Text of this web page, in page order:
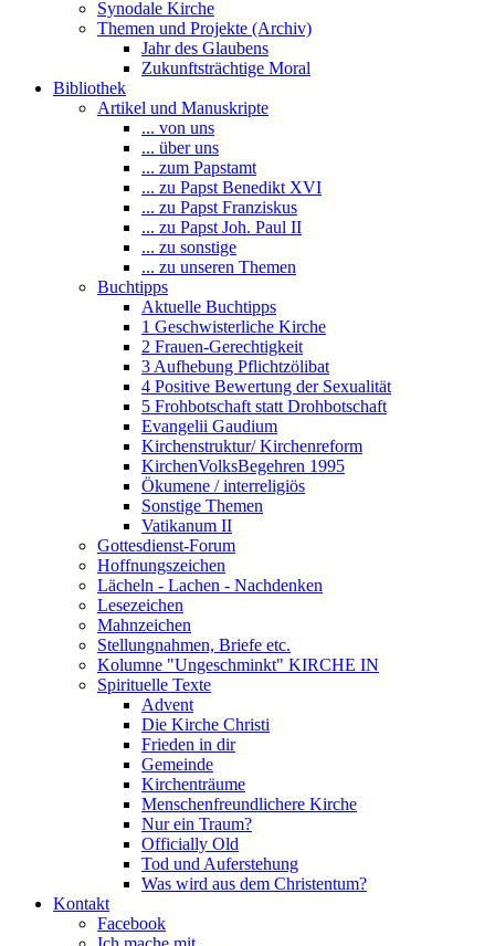
Synodale Kirche
Themen und Projekte (Archiv)
Jahr des Glaubens
Zukunftsträchtige Moral
Bibliothek
Artikel und Manuskripte
... von uns
... über uns
... zum Papstamt
... zu Papst Benedikt XVI
... zu Papst Franziskus
... zu Papst Joh. Paul II
... zu sonstige
... zu unseren Themen
Buchtipps
Aktuelle Buchtipps
1 Geschwisterliche Kirche
2 Frauen-Gerechtigkeit
3 Aufhebung Pflichtzölibat
4 Positive Bewertung der Sexualität
5 Frohbotschaft statt Drohbotschaft
Evangelii Gaudium
Kirchenstruktur/ Kirchenreform
KirchenVolksBegehren 1995
Ökumene / interreligiös
Sonstige Themen
Vatikanum II
Gottesdienst-Forum
Hoffnungszeichen
Lächeln - Lachen - Nachdenken
Lesezeichen
Mahnzeichen
Stellungnahmen, Briefe etc.
Kolumne "Ungeschminkt" KIRCHE IN
Spirituelle Texte
Advent
Die Kirche Christi
Frieden in dir
Gemeinde
Kirchenträume
Menschenfreundlichere Kirche
Nur ein Traum?
Officially Old
Tod und Auferstehung
Was wird aus dem Christentum?
Kontakt
Facebook